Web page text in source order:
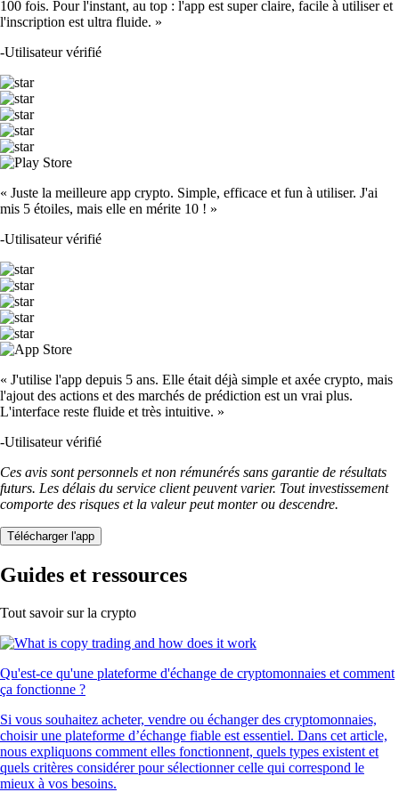
100 fois. Pour l'instant, au top : l'app est super claire, facile à utiliser et
l'inscription est ultra fluide. »
-Utilisateur vérifié
« Juste la meilleure app crypto. Simple, efficace et fun à utiliser. J'ai
mis 5 étoiles, mais elle en mérite 10 ! »
-Utilisateur vérifié
« J'utilise l'app depuis 5 ans. Elle était déjà simple et axée crypto, mais
l'ajout des actions et des marchés de prédiction est un vrai plus.
L'interface reste fluide et très intuitive. »
-Utilisateur vérifié
Ces avis sont personnels et non rémunérés sans garantie de résultats
futurs. Les délais du service client peuvent varier. Tout investissement
comporte des risques et la valeur peut monter ou descendre.
Télécharger l'app
Guides et ressources
Tout savoir sur la crypto
Qu'est-ce qu'une plateforme d'échange de cryptomonnaies et comment
ça fonctionne ?
Si vous souhaitez acheter, vendre ou échanger des cryptomonnaies,
choisir une plateforme d’échange fiable est essentiel. Dans cet article,
nous expliquons comment elles fonctionnent, quels types existent et
quels critères considérer pour sélectionner celle qui correspond le
mieux à vos besoins.